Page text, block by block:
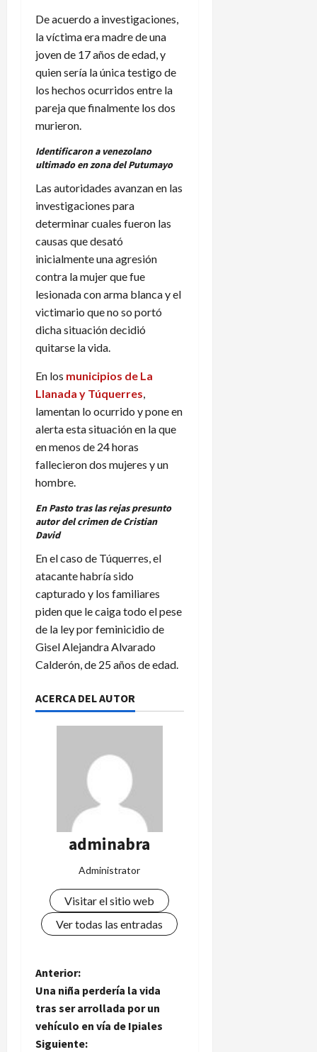
De acuerdo a investigaciones,
la víctima era madre de una
joven de 17 años de edad, y
quien sería la única testigo de
los hechos ocurridos entre la
pareja que finalmente los dos
murieron.
Identificaron a venezolano
ultimado en zona del Putumayo
Las autoridades avanzan en las
investigaciones para
determinar cuales fueron las
causas que desató
inicialmente una agresión
contra la mujer que fue
lesionada con arma blanca y el
victimario que no so portó
dicha situación decidió
quitarse la vida.
En los municipios de La
Llanada y Túquerres,
lamentan lo ocurrido y pone en
alerta esta situación en la que
en menos de 24 horas
fallecieron dos mujeres y un
hombre.
En Pasto tras las rejas presunto
autor del crimen de Cristian
David
En el caso de Túquerres, el
atacante habría sido
capturado y los familiares
piden que le caiga todo el pese
de la ley por feminicidio de
Gisel Alejandra Alvarado
Calderón, de 25 años de edad.
ACERCA DEL AUTOR
adminabra
Administrator
Visitar el sitio web
Ver todas las entradas
N
a
v
Anterior:
Una niña perdería la vida
tras ser arrollada por un
vehículo en vía de Ipiales
Siguiente: